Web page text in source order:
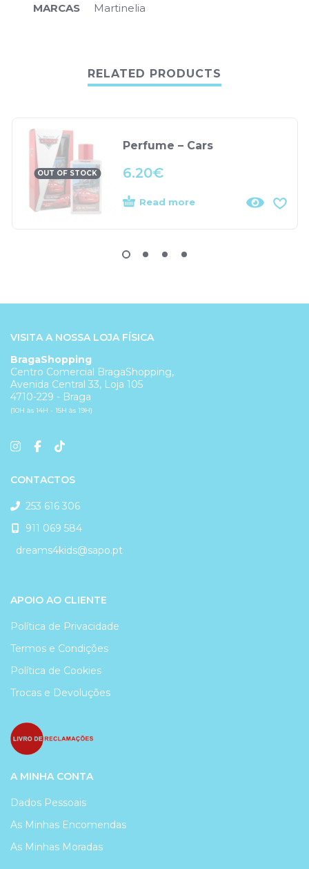
MARCAS Martinelia
RELATED PRODUCTS
OUT OF STOCK
Perfume – Cars
6.20€
Read more
VISITA A NOSSA LOJA FÍSICA
BragaShopping
Centro Comercial BragaShopping,
Avenida Central 33, Loja 105
4710-229 - Braga
(10H às 14H - 15H às 19H)
CONTACTOS
253 616 306
911 069 584
dreams4kids@sapo.pt
APOIO AO CLIENTE
Política de Privacidade
Termos e Condições
Política de Cookies
Trocas e Devoluções
A MINHA CONTA
Dados Pessoais
As Minhas Encomendas
As Minhas Moradas